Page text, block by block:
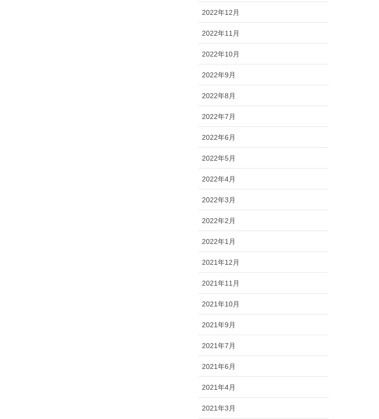
2022年12月
2022年11月
2022年10月
2022年9月
2022年8月
2022年7月
2022年6月
2022年5月
2022年4月
2022年3月
2022年2月
2022年1月
2021年12月
2021年11月
2021年10月
2021年9月
2021年7月
2021年6月
2021年4月
2021年3月